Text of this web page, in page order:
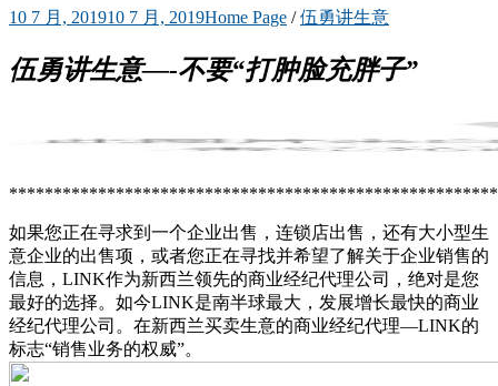
10 7 月, 201910 7 月, 2019Home Page /伍勇讲生意
伍勇讲生意—-不要“打肿脸充胖子”
如果您正在寻求到一个企业出售，连锁店出售，还有大小型生
意企业的出售项，或者您正在寻找并希望了解关于企业销售的
信息，LINK作为新西兰领先的商业经纪代理公司，绝对是您
最好的选择。如今LINK是南半球最大，发展增长最快的商业
经纪代理公司。在新西兰买卖生意的商业经纪代理—LINK的
标志“销售业务的权威”。